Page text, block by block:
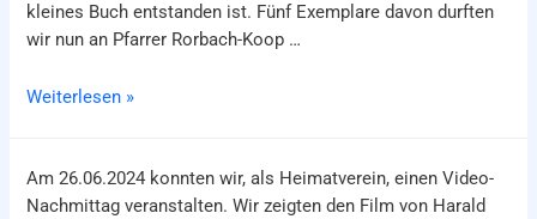
den
USA
kleines Buch entstanden ist. Fünf Exemplare davon durften
wir nun an Pfarrer Rorbach-Koop …
Übergabe
der
Stadtkirche
Weiterlesen »
Am 26.06.2024 konnten wir, als Heimatverein, einen Video-
Nachmittag veranstalten. Wir zeigten den Film von Harald